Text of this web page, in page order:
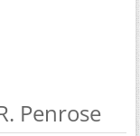
Penrose